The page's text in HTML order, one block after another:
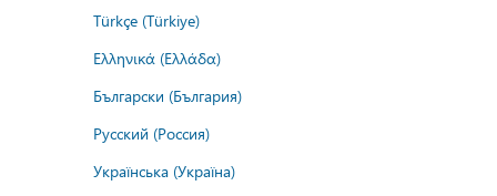
Türkçe (Türkiye)
Ελληνικά (Ελλάδα)
Български (България)
Русский (Россия)
Українська (Україна)